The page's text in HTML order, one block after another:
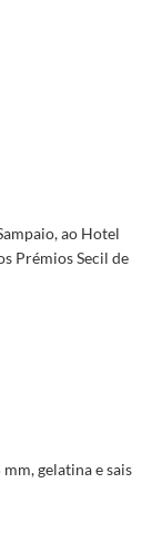
ao Hotel
Prémios Secil de
gelatina e sais